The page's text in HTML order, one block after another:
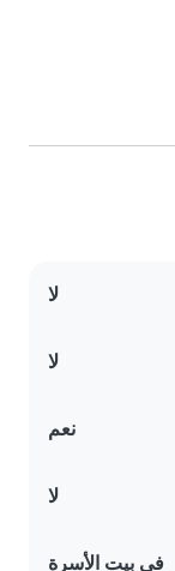
لا
لا
نعم
لا
في بيت الأسرة